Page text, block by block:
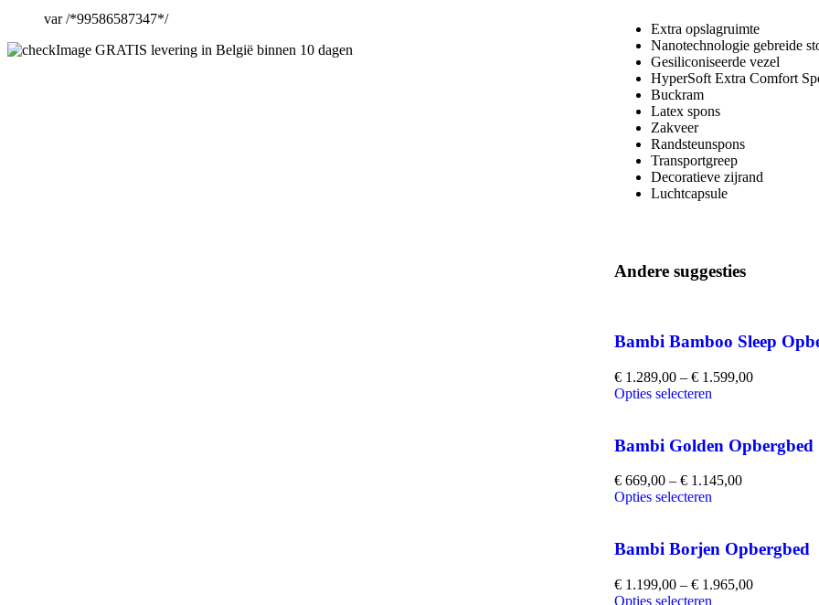
var /*99586587347*/
GRATIS levering in België binnen 10 dagen
e
x
T
h
e
r
a
p
y
A
v
n
e
t
a
a
a
Extra opslagruimte
Nanotechnologie gebreide
Gesiliconiseerde vezel
HyperSoft Extra Comfort
Buckram
Latex spons
Zakveer
Randsteunspons
Transportgreep
Decoratieve zijrand
Luchtcapsule
Andere suggesties
Bambi Bamboo Sleep
€ 1.289,00 – € 1.599,00
Opties selecteren
Bambi Golden Opbergbed
€ 669,00 – € 1.145,00
Opties selecteren
Bambi Borjen Opbergbed
€ 1.199,00 – € 1.965,00
Opties selecteren